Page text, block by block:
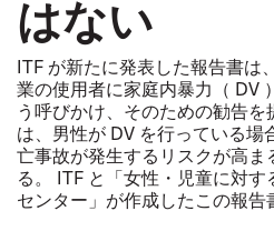
はない
ITF が新たに発表した報告書は
業の使用者に家庭内暴力（ DV
う呼びかけ、そのための勧告
は、男性が DV を行っている
亡事故が発生するリスクが高
る。 ITF と「女性・児童に対
センター」が作成したこの報告